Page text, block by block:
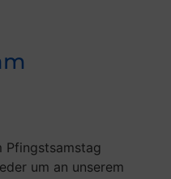
Pfingstsamstag
um an unserem